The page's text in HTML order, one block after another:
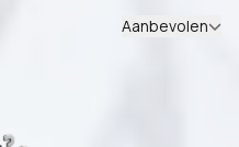
Aanbevolen